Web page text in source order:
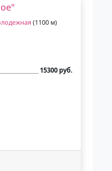
(1100 м)
15300 руб.